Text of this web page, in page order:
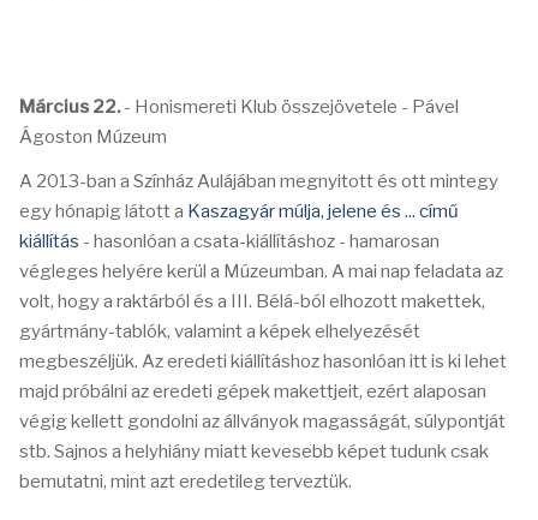
Március 22.- Honismereti Klub összejövetele - Pável
Ágoston Múzeum
A 2013-ban a Színház Aulájában megnyitott és ott mintegy
egy hónapig látott a Kaszagyár múlja, jelene és ... című
kiállítás - hasonlóan a csata-kiállításhoz - hamarosan
végleges helyére kerül a Múzeumban. A mai nap feladata az
volt, hogy a raktárból és a III. Bélá-ból elhozott makettek,
gyártmány-tablók, valamint a képek elhelyezését
megbeszéljük. Az eredeti kiállításhoz hasonlóan itt is ki lehet
majd próbálni az eredeti gépek makettjeit, ezért alaposan
végig kellett gondolni az állványok magasságát, súlypontját
stb. Sajnos a helyhiány miatt kevesebb képet tudunk csak
bemutatni, mint azt eredetileg terveztük.